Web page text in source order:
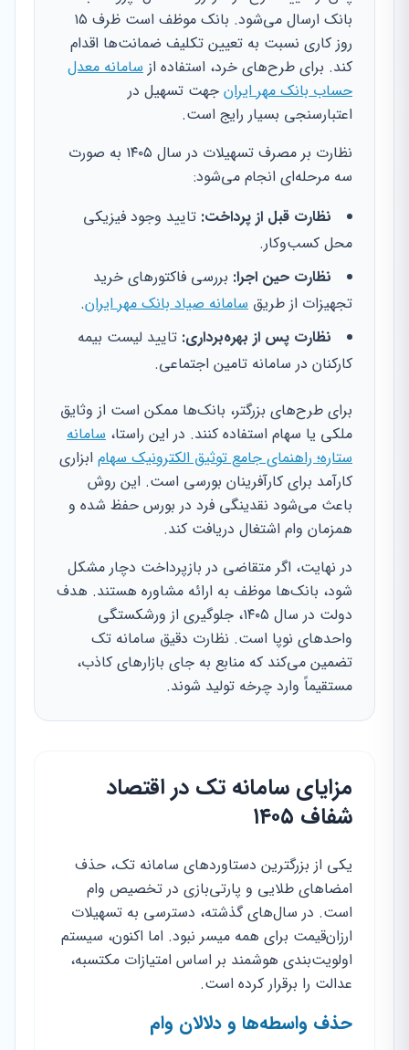
بانک ارسال می‌شود. بانک موظف است ظرف ۱۵
روز کاری نسبت به تعیین تکلیف ضمانت‌ها اقدام
کند. برای طرح‌های خرد، استفاده از سامانه معدل
حساب بانک مهر ایران جهت تسهیل در
اعتبارسنجی بسیار رایج است.
نظارت بر مصرف تسهیلات در سال ۱۴۰۵ به صورت
سه مرحله‌ای انجام می‌شود:
نظارت قبل از پرداخت: تایید وجود فیزیکی
محل کسب‌وکار.
نظارت حین اجرا: بررسی فاکتورهای خرید
تجهیزات از طریق سامانه صیاد بانک مهر ایران.
نظارت پس از بهره‌برداری: تایید لیست بیمه
کارکنان در سامانه تامین اجتماعی.
برای طرح‌های بزرگتر، بانک‌ها ممکن است از وثایق
ملکی یا سهام استفاده کنند. در این راستا، سامانه
ستاره؛ راهنمای جامع توثیق الکترونیک سهام ابزاری
کارآمد برای کارآفرینان بورسی است. این روش
باعث می‌شود نقدینگی فرد در بورس حفظ شده و
همزمان وام اشتغال دریافت کند.
در نهایت، اگر متقاضی در بازپرداخت دچار مشکل
شود، بانک‌ها موظف به ارائه مشاوره هستند. هدف
دولت در سال ۱۴۰۵، جلوگیری از ورشکستگی
واحدهای نوپا است. نظارت دقیق سامانه تک
تضمین می‌کند که منابع به جای بازارهای کاذب،
مستقیماً وارد چرخه تولید شوند.
مزایای سامانه تک در اقتصاد
شفاف ۱۴۰۵
یکی از بزرگترین دستاوردهای سامانه تک، حذف
امضاهای طلایی و پارتی‌بازی در تخصیص وام
است. در سال‌های گذشته، دسترسی به تسهیلات
ارزان‌قیمت برای همه میسر نبود. اما اکنون، سیستم
اولویت‌بندی هوشمند بر اساس امتیازات مکتسبه،
عدالت را برقرار کرده است.
حذف واسطه‌ها و دلالان وام